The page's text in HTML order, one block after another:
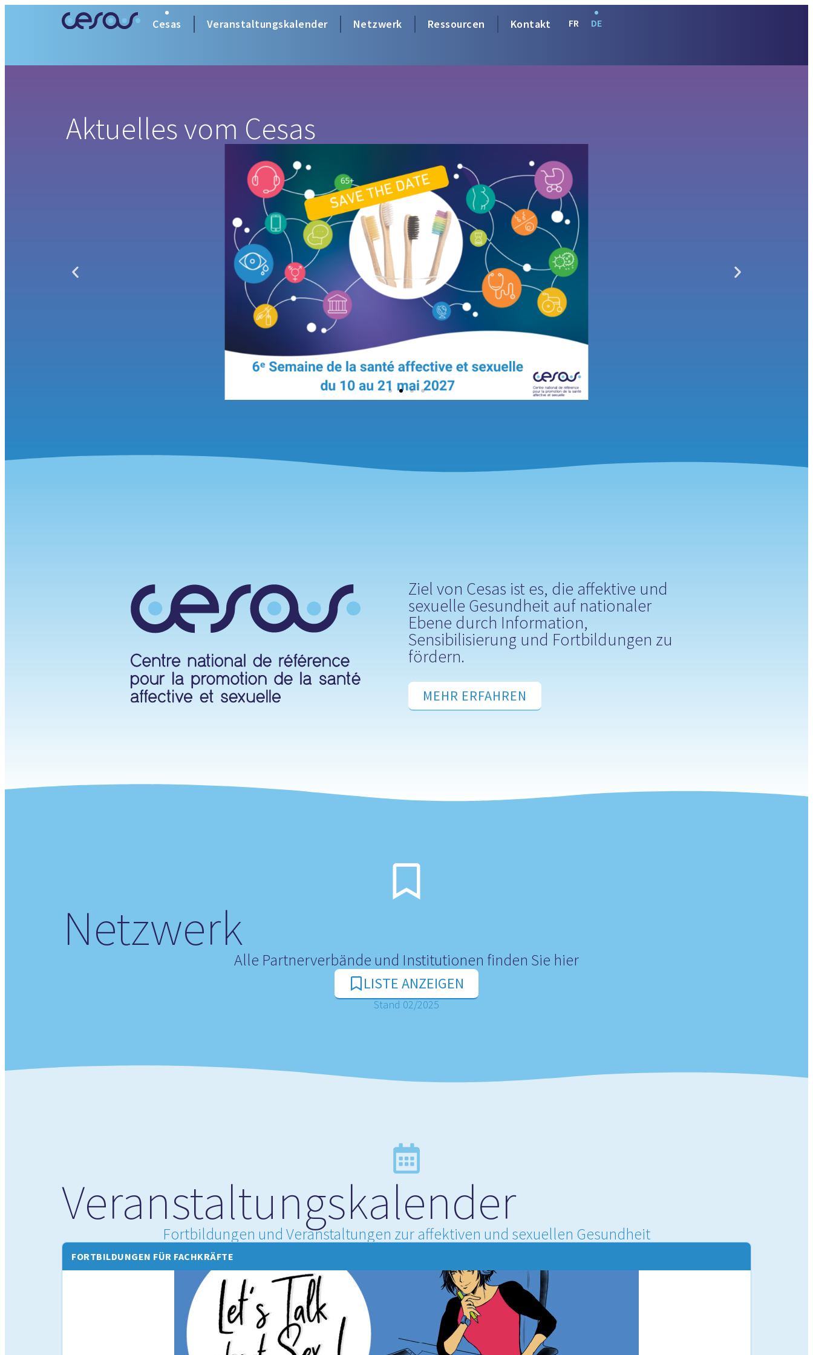
Cesas Veranstaltungskalender Netzwerk Ressourcen Kontakt FR DE
Aktuelles vom Cesas
Ziel von Cesas ist es, die affektive und
sexuelle Gesundheit auf nationaler
Ebene durch Information,
Sensibilisierung und Fortbildungen zu
fördern.
MEHR ERFAHREN
Netzwerk
Alle Partnerverbände und Institutionen finden Sie hier
LISTE ANZEIGEN
Stand 02/2025
Veranstaltungskalender
Fortbildungen und Veranstaltungen zur affektiven und sexuellen Gesundheit
FORTBILDUNGEN FÜR FACHKRÄFTE